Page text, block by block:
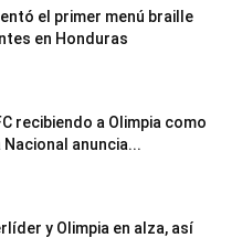
el primer menú braille
en Honduras
recibiendo a Olimpia como
anuncia...
y Olimpia en alza, así